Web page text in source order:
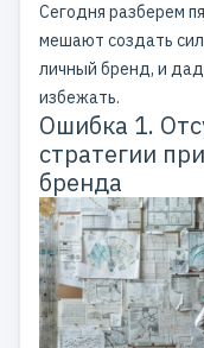
Сегодня разберем
мешают создать
личный бренд, и
избежать.
Ошибка 1.
стратегии
бренда